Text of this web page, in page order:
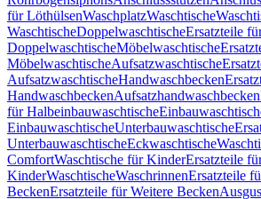
für LöthülsenWaschplatzWaschtische
WaschtischeDoppelwaschtischeErsatzteile
DoppelwaschtischeMöbelwaschtische
MöbelwaschtischeAufsatzwaschtische
AufsatzwaschtischeHandwaschbecken
HandwaschbeckenAufsatzhandwaschbecken
für Halbeinbauwaschtische
EinbauwaschtischeUnterbauwaschtische
UnterbauwaschtischeEckwaschtische
ComfortWaschtische für KinderErsatzteile
KinderWaschtischeWaschrinnenErsatzteile
BeckenErsatzteile für Weitere Becken